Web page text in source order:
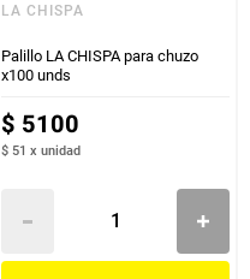
LA CHISPA
Palillo LA CHISPA para chuzo
x100 unds
$ 5100
$ 51 x unidad